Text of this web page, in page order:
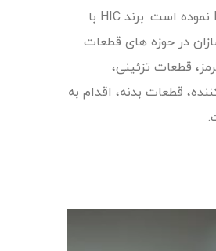
ارائه کالای با کیفیّت و توسعه بازار اقدام به ایجاد برند HIC نموده است. برند HIC با
در حوزه های قطعات
قطعات تزئینی،
قطعات بدنه، اقدام به